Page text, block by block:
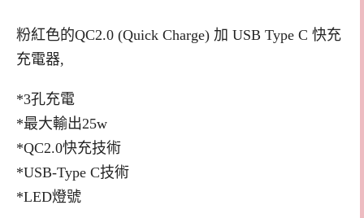
粉紅色的QC2.0 (Quick Charge) 加 USB Type C 快充
充電器,
*3孔充電
*最大輸出25w
*QC2.0快充技術
*USB-Type C技術
*LED燈號